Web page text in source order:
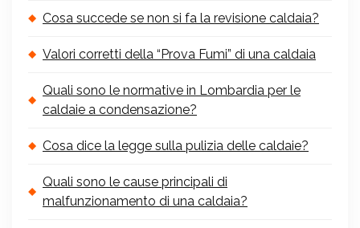
Cosa succede se non si fa la revisione caldaia?
Valori corretti della “Prova Fumi” di una caldaia
Quali sono le normative in Lombardia per le
caldaie a condensazione?
Cosa dice la legge sulla pulizia delle caldaie?
Quali sono le cause principali di
malfunzionamento di una caldaia?